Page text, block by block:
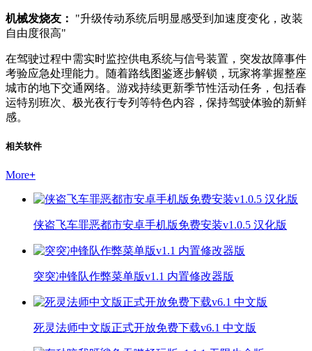
机械发烧友：
"升级传动系统后明显感受到加速度变化，改装
自由度很高"
在驾驶过程中需实时监控供电系统与信号装置，突发故障事件
考验应急处理能力。随着路线图鉴逐步解锁，玩家将掌握整座
城市的地下交通网络。游戏持续更新季节性活动任务，包括春
运特别班次、极光夜行专列等特色内容，保持驾驶体验的新鲜
感。
相关软件
More+
侠盗飞车罪恶都市安卓手机版免费安装v1.0.5 汉化版
突突冲锋队作弊菜单版v1.1 内置修改器版
死灵法师中文版正式开放免费下载v6.1 中文版